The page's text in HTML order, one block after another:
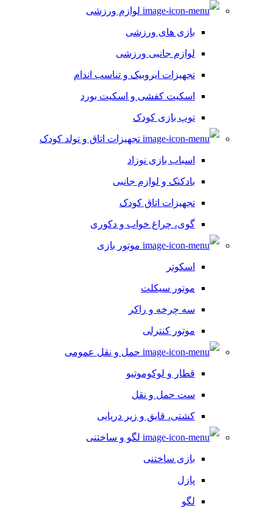
لوازم ورزشی
بازی های ورزشی
لوازم جانبی ورزشی
تجهیزات ایروبیک و تناسب اندام
اسکیت کفشی و اسکیت بورد
توپ بازی کودک
تجهیزات اتاق و تولد کودک
اسباب بازی نوزاد
بادکنک و لوازم جانبی
تجهیزات اتاق کودک
گوی، چراغ خواب و دکوری
موتور بازی
اسکوتر
موتور سیکلت
سه چرخه و راکر
موتور کنترلی
حمل و نقل عمومی
قطار و لوکوموتیو
ست حمل و نقل
کشتی، قایق و زیر دریایی
لگو و ساختنی
بازی ساختنی
پازل
لگو